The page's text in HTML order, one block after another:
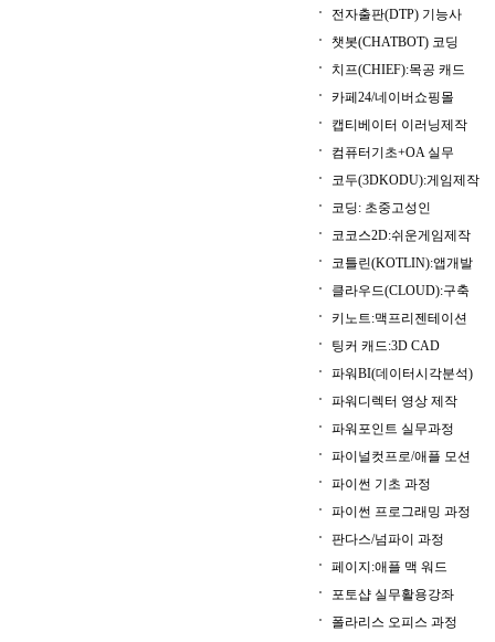
전자출판(DTP) 기능사
챗봇(CHATBOT) 코딩
치프(CHIEF):목공 캐드
카페24/네이버쇼핑몰
캡티베이터 이러닝제작
컴퓨터기초+OA 실무
코두(3DKODU):게임제작
코딩: 초중고성인
코코스2D:쉬운게임제작
코틀린(KOTLIN):앱개발
클라우드(CLOUD):구축
키노트:맥프리젠테이션
팅커 캐드:3D CAD
파워BI(데이터시각분석)
파워디렉터 영상 제작
파워포인트 실무과정
파이널컷프로/애플 모션
파이썬 기초 과정
파이썬 프로그래밍 과정
판다스/넘파이 과정
페이지:애플 맥 워드
포토샵 실무활용강좌
폴라리스 오피스 과정